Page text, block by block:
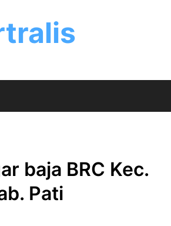
baja BRC Kec.
Pati